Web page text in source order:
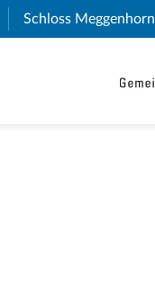
(External Link)
Schloss Meggenhorn